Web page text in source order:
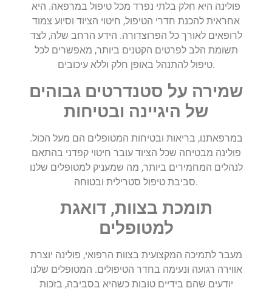
פולינה היא חלק בלתי נפרד מכל טיפול במרפאה. היא
אחראית להכנת חדרי הטיפול, חיטוי הציוד וסיוע צמוד
לרופאים לאורך כל הפרוצדורה. הידע הרחב שלה, לצד
תשומת הלב לפרטים הקטנים ביותר, מאפשרים לכל
טיפול להתנהל באופן חלק וללא עיכובים.
שמירה על סטנדרטים גבוהים
של היגיינה ובטיחות
במרפאתנו, בריאות ובטיחות המטופלים הם מעל הכול.
פולינה מבטיחה שכל הציוד עובר חיטוי קפדני בהתאם
לנהלים המחמירים ביותר, מה שמעניק למטופלים שלנו
סביבת טיפול סטרילית ובטוחה.
תומכת בצוות, דואגת
למטופלים
מעבר לתמיכה המקצועית בצוות הרפואי, פולינה יוצרת
אווירה רגועה ונעימה בחדר הטיפולים. המטופלים שלנו
יודעים שהם בידיים טובות כשהיא בסביבה, בזכות